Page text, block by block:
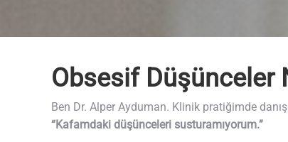
Obsesif Düşünceler
Ben Dr. Alper Ayduman. Klinik pratiğimde
“Kafamdaki düşünceleri susturamıyorum.”